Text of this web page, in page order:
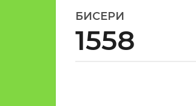
1
8
БИСЕРИ
1558